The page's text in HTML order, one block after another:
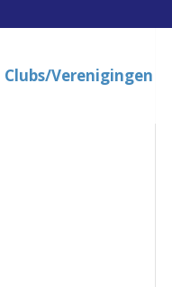
Clubs/Verenigingen